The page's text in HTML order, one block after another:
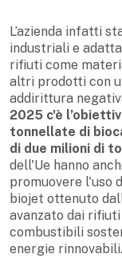
L’azienda infatti
industriali e
rifiuti come
altri prodotti con
addirittura
2025 c'è
tonnellate di
di due milioni di
dell'Ue hanno
promuovere l'uso
biojet ottenuto
avanzato dai
combustibili
energie rinnovabili.